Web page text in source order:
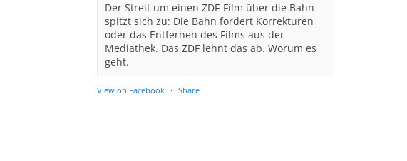
Der Streit um einen ZDF-Film über die Bahn
spitzt sich zu: Die Bahn fordert Korrekturen
oder das Entfernen des Films aus der
Mediathek. Das ZDF lehnt das ab. Worum es
geht.
View on Facebook · Share